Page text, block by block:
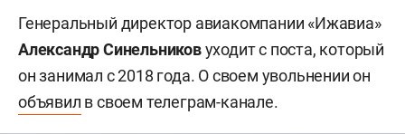
Генеральный директор авиакомпании «Ижавиа»
Александр Синельниковуходит с поста, который
он занимал с 2018 года. О своем увольнении он
объявил в своем телеграм-канале.